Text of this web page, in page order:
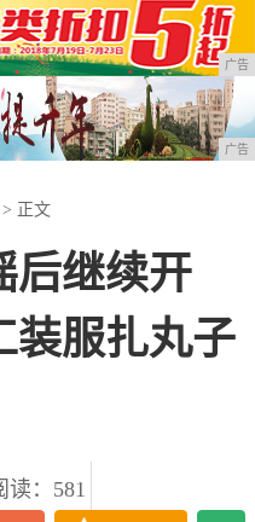
广告
广告
> 正文
后继续开
装服扎丸子
读：581